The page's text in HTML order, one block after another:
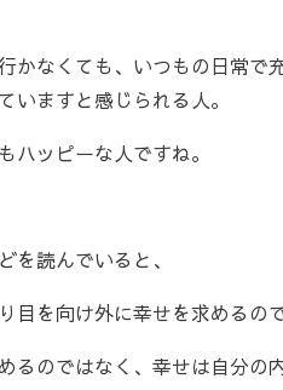
かなくても、いつもの日常で
いますと感じられる人。
ハッピーな人ですね。
を読んでいると、
目を向け外に幸せを求めるの
るのではなく、幸せは自分の